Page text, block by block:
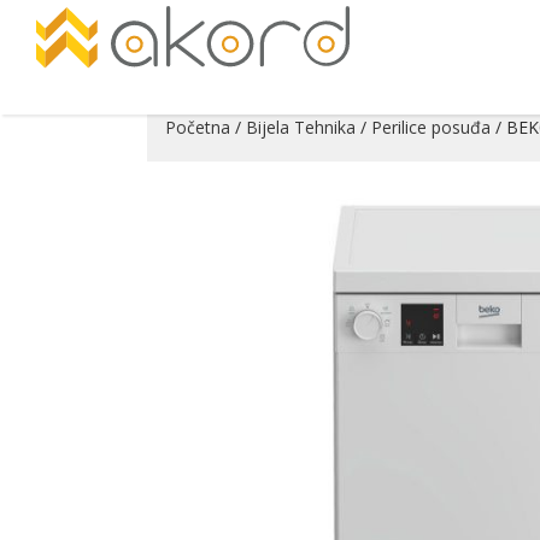
Početna / Bijela Tehnika / Perilice posuđa /